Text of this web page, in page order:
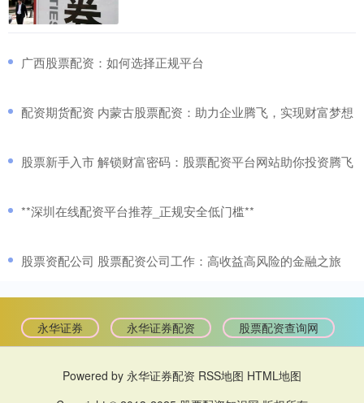
​广西股票配资：如何选择正规平台
​配资期货配资 内蒙古股票配资：助力企业腾飞，实现财富梦想
​股票新手入市 解锁财富密码：股票配资平台网站助你投资腾飞
​**深圳在线配资平台推荐_正规安全低门槛**
​股票资配公司 股票配资公司工作：高收益高风险的金融之旅
永华证券 永华证券配资 股票配资查询网
Powered by 永华证券配资 RSS地图 HTML地图